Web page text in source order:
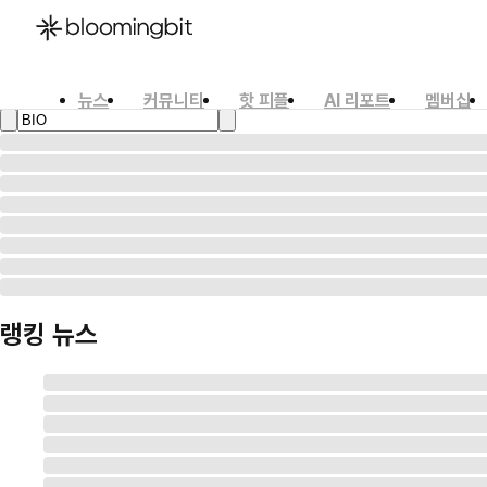
뉴스 커뮤니티 핫 피플 AI 리포트
멤버십
한국어
English
日本語
랭킹 뉴스